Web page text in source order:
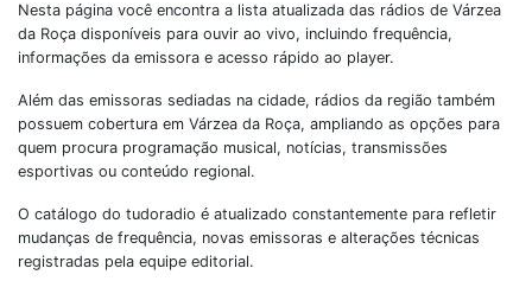
Nesta página você encontra a lista atualizada das rádios de Várzea
da Roça disponíveis para ouvir ao vivo, incluindo frequência,
informações da emissora e acesso rápido ao player.
Além das emissoras sediadas na cidade, rádios da região também
possuem cobertura em Várzea da Roça, ampliando as opções para
quem procura programação musical, notícias, transmissões
esportivas ou conteúdo regional.
O catálogo do tudoradio é atualizado constantemente para refletir
mudanças de frequência, novas emissoras e alterações técnicas
registradas pela equipe editorial.